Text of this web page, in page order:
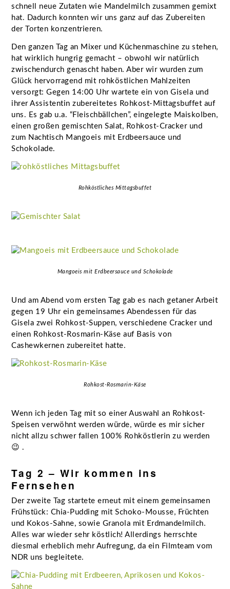
schnell neue Zutaten wie Mandelmilch zusammen gemixt
hat. Dadurch konnten wir uns ganz auf das Zubereiten
der Torten konzentrieren.
Den ganzen Tag an Mixer und Küchenmaschine zu stehen,
hat wirklich hungrig gemacht – obwohl wir natürlich
zwischendurch genascht haben. Aber wir wurden zum
Glück hervorragend mit rohköstlichen Mahlzeiten
versorgt: Gegen 14:00 Uhr wartete ein von Gisela und
ihrer Assistentin zubereitetes Rohkost-Mittagsbuffet auf
uns. Es gab u.a. “Fleischbällchen”, eingelegte Maiskolben,
einen großen gemischten Salat, Rohkost-Cracker und
zum Nachtisch Mangoeis mit Erdbeersauce und
Schokolade.
Rohköstliches Mittagsbuffet
Mangoeis mit Erdbeersauce und Schokolade
Und am Abend vom ersten Tag gab es nach getaner Arbeit
gegen 19 Uhr ein gemeinsames Abendessen für das
Gisela zwei Rohkost-Suppen, verschiedene Cracker und
einen Rohkost-Rosmarin-Käse auf Basis von
Cashewkernen zubereitet hatte.
Rohkost-Rosmarin-Käse
Wenn ich jeden Tag mit so einer Auswahl an Rohkost-
Speisen verwöhnt werden würde, würde es mir sicher
nicht allzu schwer fallen 100% Rohköstlerin zu werden
😉 .
Tag 2 – Wir kommen ins
Fernsehen
Der zweite Tag startete erneut mit einem gemeinsamen
Frühstück: Chia-Pudding mit Schoko-Mousse, Früchten
und Kokos-Sahne, sowie Granola mit Erdmandelmilch.
Alles war wieder sehr köstlich! Allerdings herrschte
diesmal erheblich mehr Aufregung, da ein Filmteam vom
NDR uns begleitete.